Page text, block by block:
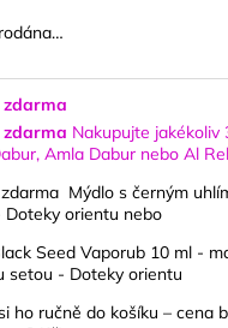
zdarma
zdarma Nakupujte jakékoliv
Amla Dabur nebo Al
Mýdlo s černým
Doteky orientu nebo
Seed Vaporub 10 ml -
setou - Doteky orientu
ho ručně do košíku – cena